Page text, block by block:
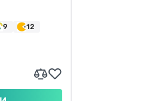
9 12